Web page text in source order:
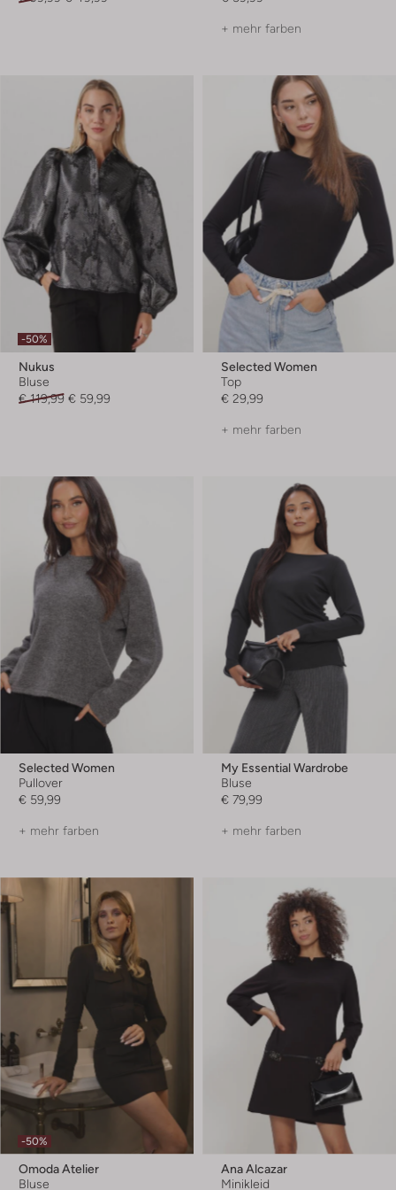
+ mehr farben
-50%
Nukus
Bluse
€ 119,99 € 59,99
Selected Women
Top
€ 29,99
+ mehr farben
Selected Women
Pullover
€ 59,99
+ mehr farben
My Essential Wardrobe
Bluse
€ 79,99
+ mehr farben
-50%
Omoda Atelier
Bluse
Ana Alcazar
Minikleid